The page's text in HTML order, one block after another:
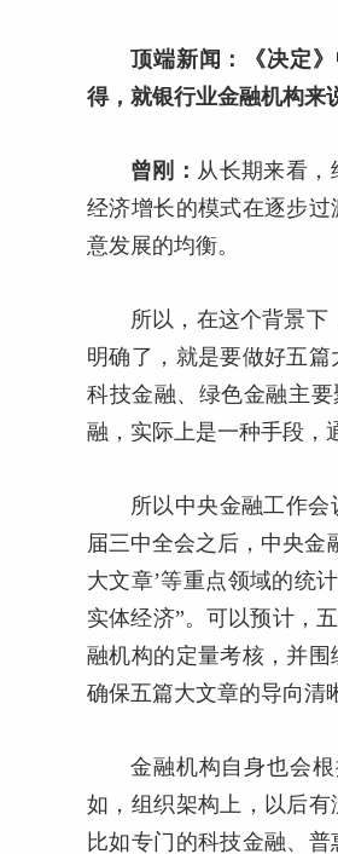
顶端新闻：《决定
得，就银行业金融机构来
曾刚： 从长期来看，
经济增长的模式在逐步
意发展的均衡。
所以，在这个背景下
明确了，就是要做好五
科技金融、绿色金融主
融，实际上是一种手段，
所以中央金融工作
届三中全会之后，中央金
大文章’等重点领域的统
实体经济”。可以预计，
融机构的定量考核，并
确保五篇大文章的导向清
金融机构自身也会
如，组织架构上，以后
比如专门的科技金融、